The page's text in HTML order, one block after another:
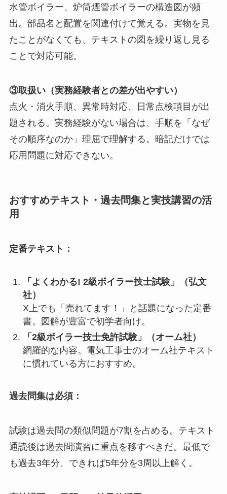
水管ボイラー、炉筒煙管ボイラーの構造図が頻
出。部品名と配置を関連付けて覚える。実物を見
たことがなくても、テキストの図を繰り返し見る
ことで対応可能。
③取扱い（実務経験者との差が出やすい）
点火・消火手順、異常時対応、日常点検項目が出
題される。実務経験がない場合は、手順を「なぜ
その順序なのか」理屈で理解する。暗記だけでは
応用問題に対応できない。
おすすめテキスト・過去問集と実技講習の活
用
定番テキスト：
「よくわかる! 2級ボイラー技士試験」（弘文
社）
X上でも「売れてます！」と話題になった定番
書。図解が豊富で初学者向け。
「2級ボイラー技士免許試験」（オーム社）
網羅的な内容。電気工事士のオーム社テキスト
に慣れている方におすすめ。
過去問集は必須：
試験は過去問の類似問題が7割を占める。テキスト
通読後は過去問演習に重点を移すべきだ。最低で
も過去3年分、できれば5年分を3周以上解く。